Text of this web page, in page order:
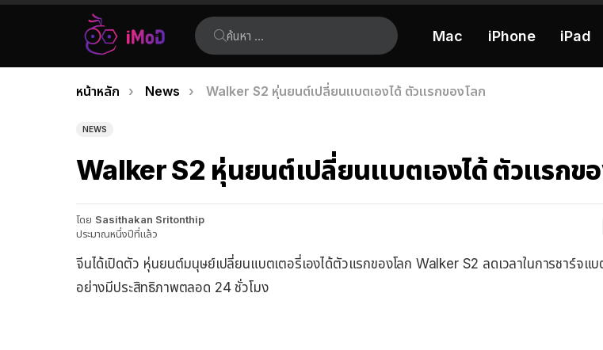
ค้นหา:
Mac iPhone iPad
เรื่อง
ล่าสุด
คุณอยู่ที่นี่:
หน้าหลัก News Walker S2 หุ่นยนต์เปลี่ยนแบตเองได้ ตัวแรกของโลก
NEWS
Walker S2 หุ่นยนต์เปลี่ยนแบตเองได้ ตัวแรกขอ
โดย Sasithakan Sritonthip
ประมาณหนึ่งปีที่แล้ว
จีนได้เปิดตัว หุ่นยนต์มนุษย์เปลี่ยนแบตเตอรี่เองได้ตัวแรกของโลก Walker S2 ลดเวลาในการชาร์จแบ
อย่างมีประสิทธิภาพตลอด 24 ชั่วโมง